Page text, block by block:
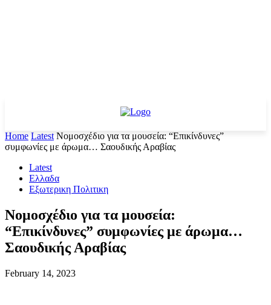
Home Latest Νομοσχέδιο για τα μουσεία: “Επικίνδυνες”
συμφωνίες με άρωμα… Σαουδικής Αραβίας
Latest
Ελλαδα
Εξωτερικη Πολιτικη
Νομοσχέδιο για τα μουσεία:
“Επικίνδυνες” συμφωνίες με άρωμα…
Σαουδικής Αραβίας
February 14, 2023